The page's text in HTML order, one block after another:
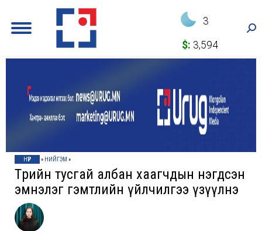
3
$: 3,594
НҮҮР » НИЙГЭМ »
Төрийн тусгай албан хаагчдын нэгдсэн
эмнэлэг гэмтлийн үйлчилгээ үзүүлнэ